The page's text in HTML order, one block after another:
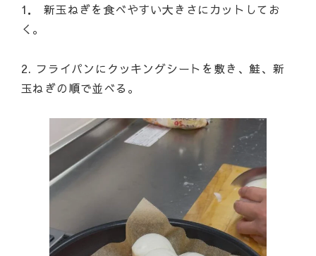
1． 新玉ねぎを食べやすい大きさにカットしてお
く。
2. フライパンにクッキングシートを敷き、鮭、新
玉ねぎの順で並べる。